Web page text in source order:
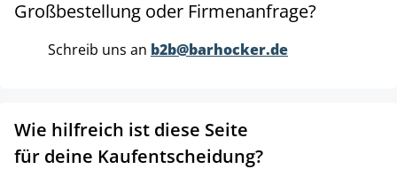
Großbestellung oder Firmenanfrage?
Schreib uns an b2b@barhocker.de
Wie hilfreich ist diese Seite
für deine Kaufentscheidung?